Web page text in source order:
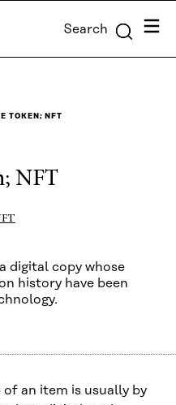
Search Menu
TOKEN; NFT
NFT
digital copy whose
history have been
an item is usually by